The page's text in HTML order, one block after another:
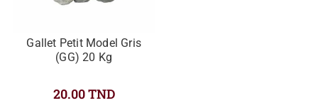
Gallet Petit Model Gris
(GG) 20 Kg
20.00TND